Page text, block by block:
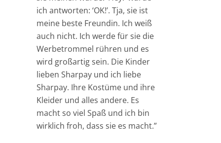
ich antworten: ‘OK!’. Tja, sie ist
meine beste Freundin. Ich weiß
auch nicht. Ich werde für sie die
Werbetrommel rühren und es
wird großartig sein. Die Kinder
lieben Sharpay und ich liebe
Sharpay. Ihre Kostüme und ihre
Kleider und alles andere. Es
macht so viel Spaß und ich bin
wirklich froh, dass sie es macht.”